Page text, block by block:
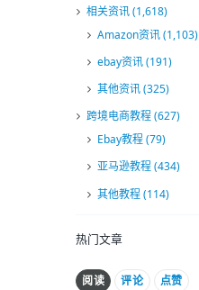
相关资讯(1,618)
Amazon资讯(1,103)
ebay资讯(191)
其他资讯(325)
跨境电商教程(627)
Ebay教程(79)
亚马逊教程(434)
其他教程(114)
热门文章
阅读 评论 点赞